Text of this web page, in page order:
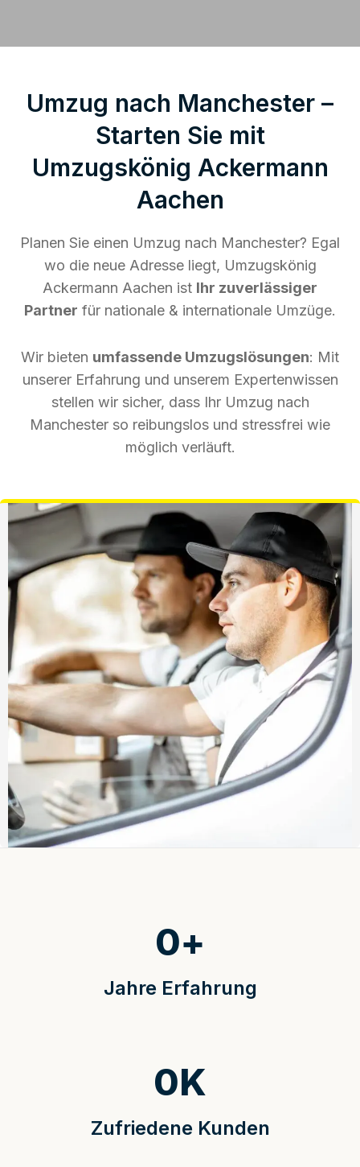
Umzug nach Manchester –
Starten Sie mit
Umzugskönig Ackermann
Aachen
Planen Sie einen Umzug nach Manchester? Egal
wo die neue Adresse liegt, Umzugskönig
Ackermann Aachen ist Ihr zuverlässiger
Partner für nationale & internationale Umzüge.
Wir bieten umfassende Umzugslösungen: Mit
unserer Erfahrung und unserem Expertenwissen
stellen wir sicher, dass Ihr Umzug nach
Manchester so reibungslos und stressfrei wie
möglich verläuft.
Jahre Erfahrung
0+
Zufriedene Kunden
0K